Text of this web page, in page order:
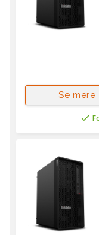
Se mere